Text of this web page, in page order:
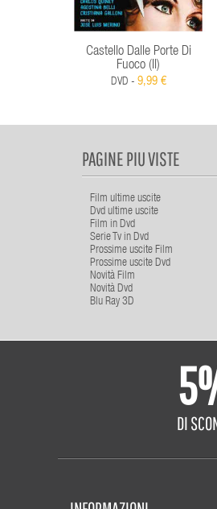
Castello Dalle Porte Di
Fuoco (Il)
DVD - 9,99 €
PAGINE PIU VISTE
Film ultime uscite
Dvd ultime uscite
Film in Dvd
Serie Tv in Dvd
Prossime uscite Film
Prossime uscite Dvd
Novità Film
Novità Dvd
Blu Ray 3D
DI